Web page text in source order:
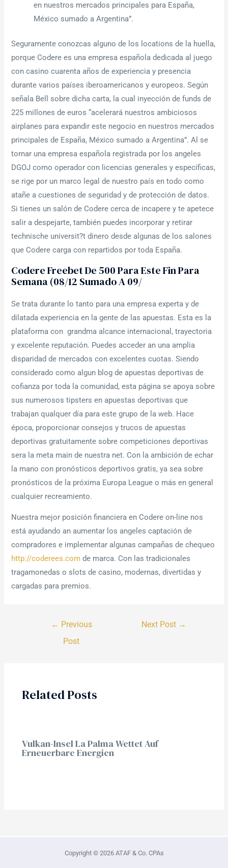
en nuestros mercados principales para España,
México sumado a Argentina”.
Seguramente conozcas alguno de los locations de la huella,
porque Codere es una empresa española dedicada al juego
con casino cuarenta años de experiencia y presencia
durante varios países iberoamericanos y europeos. Según
señala Bell sobre dicha carta, la cual inyección de funds de
225 millones de euros “acelerará nuestros ambiciosos
airplanes para expandir este negocio en nuestros mercados
principales de España, México sumado a Argentina”. Al se
tornar una empresa española registrada por los angeles
DGOJ como operador con licencias generales y específicas,
se rige por un marco legal de nuestro país en todo como
atañe a cuestiones de seguridad y de protección de datos.
Si tienes un salón de Codere cerca de incapere y te apetece
salir a despejarte, también puedes incorporar y retirar
technische universit?t dinero desde algunas de los salones
que Codere carga con repartidos por toda España.
Codere Freebet De 500 Para Este Fin Para
Semana (08/12 Sumado A 09/
Se trata durante lo tanto para una empresa experta y de
dilatada experiencia en la gente de las apuestas. Esta es la
plataforma con grandma alcance internacional, trayectoria
y excelente reputación. Puedes acceder an una amplia
disparidad de mercados con excelentes cuotas. Siendo
considerado como algun blog de apuestas deportivas de
cofianza por toda la comunidad, esta página se apoya sobre
sus numerosos tipsters en apuestas deportivas que
trabajan qualquer día para este grupo de la web. Hace
época, proporcionar consejos y trucos de apuestas
deportivas gratuitamente sobre competiciones deportivas
sera la meta main de nuestra net. Con la ambición de echar
la mano con pronósticos deportivos gratis, ya sea sobre
pronósticos de la próxima Europa League o más en general
cualquier recreamiento.
Nuestra mejor posición financiera en Codere on-line nos
está ayudando an aumentar los angeles captación de
compradores e implementar algunas campañas de chequeo
http://coderees.com de marca. Con las tradicionales
tragamonedas o slots de casino, modernas, divertidas y
cargadas para premios.
← Previous
Post
Next Post →
Related Posts
Vulkan-Insel La Palma Wettet Auf
Erneuerbare Energien
Copyright © 2026 ATAF & Co. CPAs